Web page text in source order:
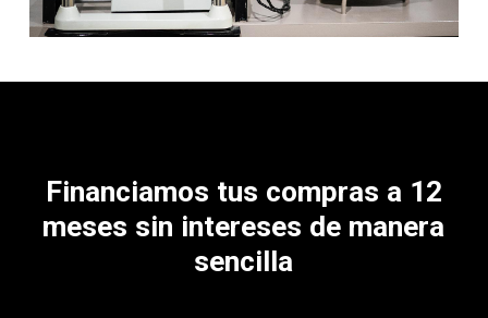
Financiamos tus compras a 12
meses sin intereses de manera
sencilla